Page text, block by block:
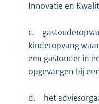
Innovatie en
c.
kinderopvang
een gastouder in
opgevangen bij
d.
het